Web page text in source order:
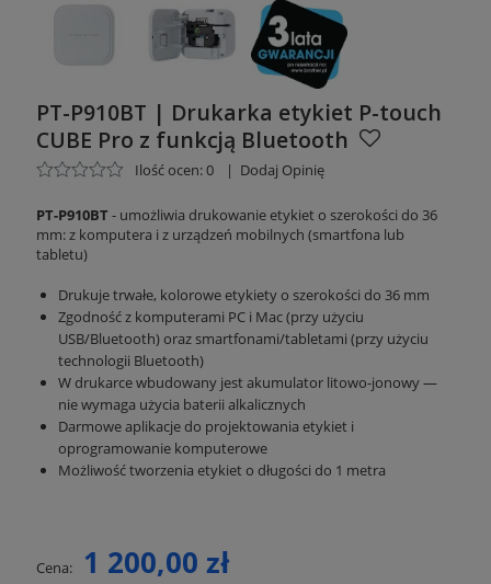
PT-P910BT | Drukarka etykiet P-touch
CUBE Pro z funkcją Bluetooth
Ilość ocen: 0 | Dodaj Opinię
PT-P910BT- umożliwia drukowanie etykiet o szerokości do 36
mm: z komputera i z urządzeń mobilnych (smartfona lub
tabletu)
Drukuje trwałe, kolorowe etykiety o szerokości do 36 mm
Zgodność z komputerami PC i Mac (przy użyciu
USB/Bluetooth) oraz smartfonami/tabletami (przy użyciu
technologii Bluetooth)
W drukarce wbudowany jest akumulator litowo-jonowy —
nie wymaga użycia baterii alkalicznych
Darmowe aplikacje do projektowania etykiet i
oprogramowanie komputerowe
Możliwość tworzenia etykiet o długości do 1 metra
Cena: 1 200,00 zł